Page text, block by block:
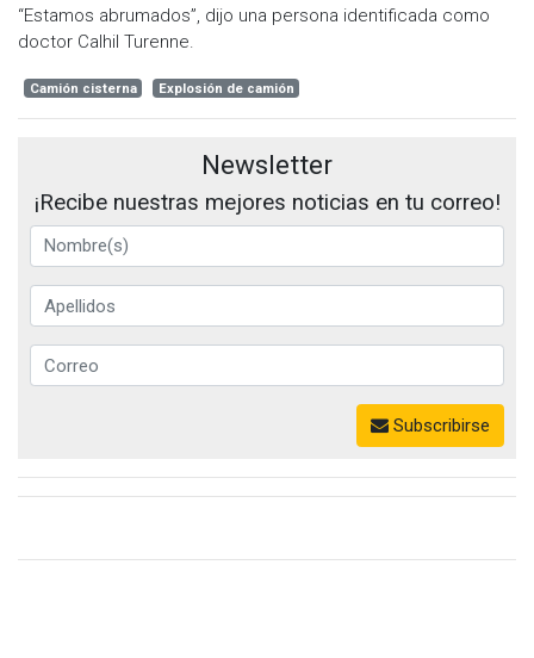
“Estamos abrumados”, dijo una persona identificada como
doctor Calhil Turenne.
Camión cisterna Explosión de camión
Newsletter
¡Recibe nuestras mejores noticias en tu correo!
Subscribirse